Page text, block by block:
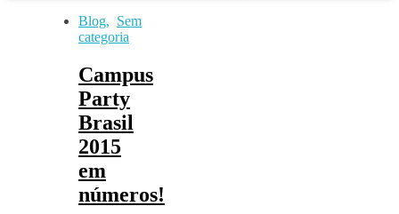
Blog, Sem
categoria
Campus
Party
Brasil
2015
em
números!